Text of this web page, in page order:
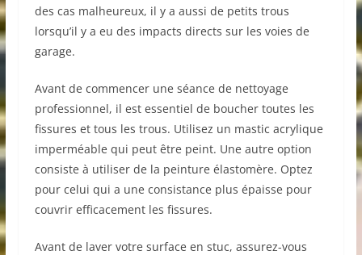
des cas malheureux, il y a aussi de petits trous
lorsqu’il y a eu des impacts directs sur les voies de
garage.
Avant de commencer une séance de nettoyage
professionnel, il est essentiel de boucher toutes les
fissures et tous les trous. Utilisez un mastic acrylique
imperméable qui peut être peint. Une autre option
consiste à utiliser de la peinture élastomère. Optez
pour celui qui a une consistance plus épaisse pour
couvrir efficacement les fissures.
Avant de laver votre surface en stuc, assurez-vous